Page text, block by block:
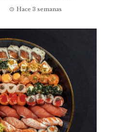
Hace 3 semanas